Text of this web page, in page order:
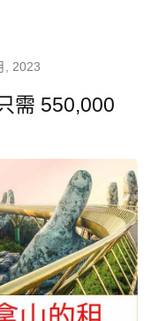
, 2023
需 550,000